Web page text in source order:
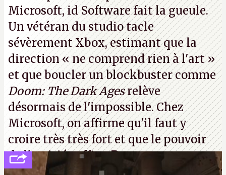
Microsoft, id Software fait la gueule.
Un vétéran du studiotacle
sévèrement Xbox, estimant que la
direction« ne comprend rien à l'art »
et que boucler un blockbuster comme
Doom: The Dark Agesrelève
désormais de l'impossible. Chez
Microsoft, on affirme qu'il faut y
croire très très fort et que le pouvoir
de l'amitié suffira.P.